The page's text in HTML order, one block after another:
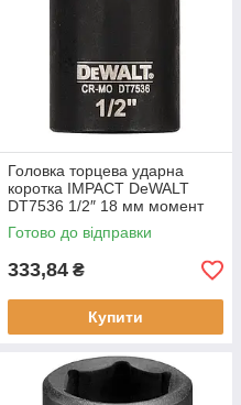
Головка торцева ударна
коротка IMPACT DeWALT
DT7536 1/2″ 18 мм момент
затягування 705 Hm длина
38 мм серия Extreme
Готово до відправки
333,84 ₴
Купити